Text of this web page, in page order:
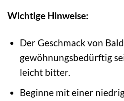
Wichtige Hinweise:
Der Geschmack von
gewöhnungsbedürftig
leicht bitter.
Beginne mit einer